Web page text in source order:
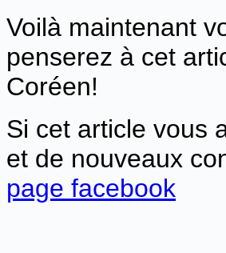
Voilà maintenant
penserez à cet
Coréen!
Si cet article vous
et de nouveaux
page facebook